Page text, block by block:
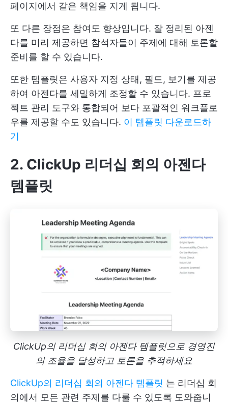
페이지에서 같은 책임을 지게 됩니다.
또 다른 장점은 참여도 향상입니다. 잘 정리된 아젠
다를 미리 제공하면 참석자들이 주제에 대해 토론할
준비를 할 수 있습니다.
또한 템플릿은 사용자 지정 상태, 필드, 보기를 제공
하여 아젠다를 세밀하게 조정할 수 있습니다. 프로
젝트 관리 도구와 통합되어 보다 포괄적인 워크플로
우를 제공할 수도 있습니다. 이 템플릿 다운로드하
기
2. ClickUp 리더십 회의 아젠다
템플릿
ClickUp의 리더십 회의 아젠다 템플릿으로 경영진
의 조율을 달성하고 토론을 추적하세요
ClickUp의 리더십 회의 아젠다 템플릿 는 리더십 회
의에서 모든 관련 주제를 다룰 수 있도록 도와줍니